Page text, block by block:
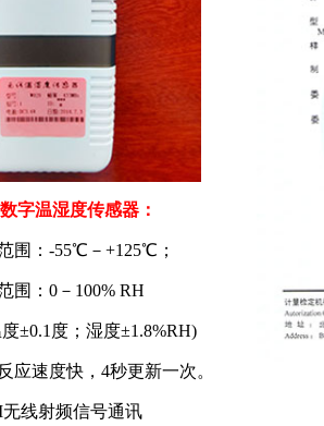
字温湿度传感器：
围：-55℃－+125℃；
围：0－100% RH
±0.1度；湿度±1.8%RH)
应速度快，4秒更新一次。
无线射频信号通讯